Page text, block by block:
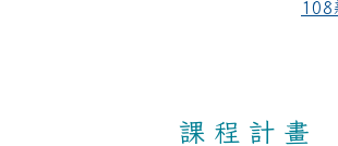
108
課 程 計 畫